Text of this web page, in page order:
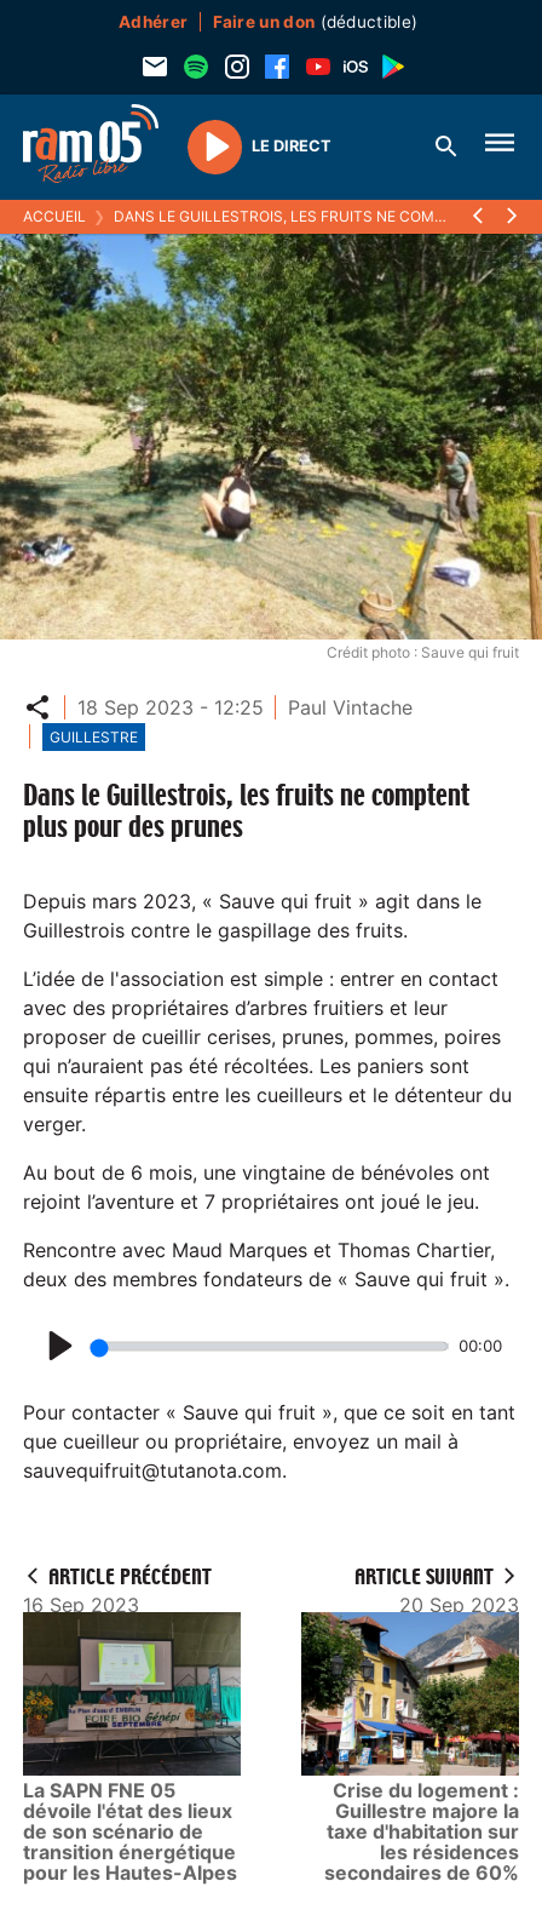
Adhérer Faire un don (déductible)
Play
LE DIRECT
ACCUEIL ❯ DANS LE GUILLESTROIS, LES FRUITS NE COMPTENT PLUS POUR DES PRUNES
Crédit photo : Sauve qui fruit
Partager
18 Sep 2023 - 12:25 Paul Vintache
GUILLESTRE
Dans le Guillestrois, les fruits ne comptent
plus pour des prunes
Depuis mars 2023, « Sauve qui fruit » agit dans le
Guillestrois contre le gaspillage des fruits.
L’idée de l'association est simple : entrer en contact
avec des propriétaires d’arbres fruitiers et leur
proposer de cueillir cerises, prunes, pommes, poires
qui n’auraient pas été récoltées. Les paniers sont
ensuite répartis entre les cueilleurs et le détenteur du
verger.
Au bout de 6 mois, une vingtaine de bénévoles ont
rejoint l’aventure et 7 propriétaires ont joué le jeu.
Rencontre avec Maud Marques et Thomas Chartier,
deux des membres fondateurs de « Sauve qui fruit ».
l
a
y
00:00
Pour contacter « Sauve qui fruit », que ce soit en tant
que cueilleur ou propriétaire, envoyez un mail à
sauvequifruit@tutanota.com.
ARTICLE PRÉCÉDENT
16 Sep 2023
La SAPN FNE 05
dévoile l'état des lieux
de son scénario de
transition énergétique
pour les Hautes-Alpes
ARTICLE SUIVANT
20 Sep 2023
Crise du logement :
Guillestre majore la
taxe d'habitation sur
les résidences
secondaires de 60%